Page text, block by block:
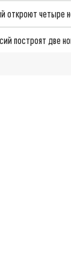
откроют четыре
построят две